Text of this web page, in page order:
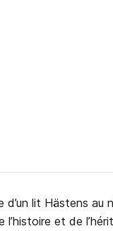
d’un lit Hästens
l’histoire et de